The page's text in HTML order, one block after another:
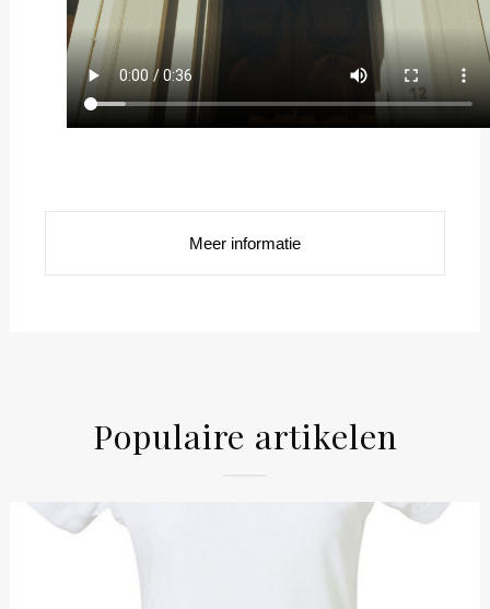
Meer informatie
Populaire artikelen